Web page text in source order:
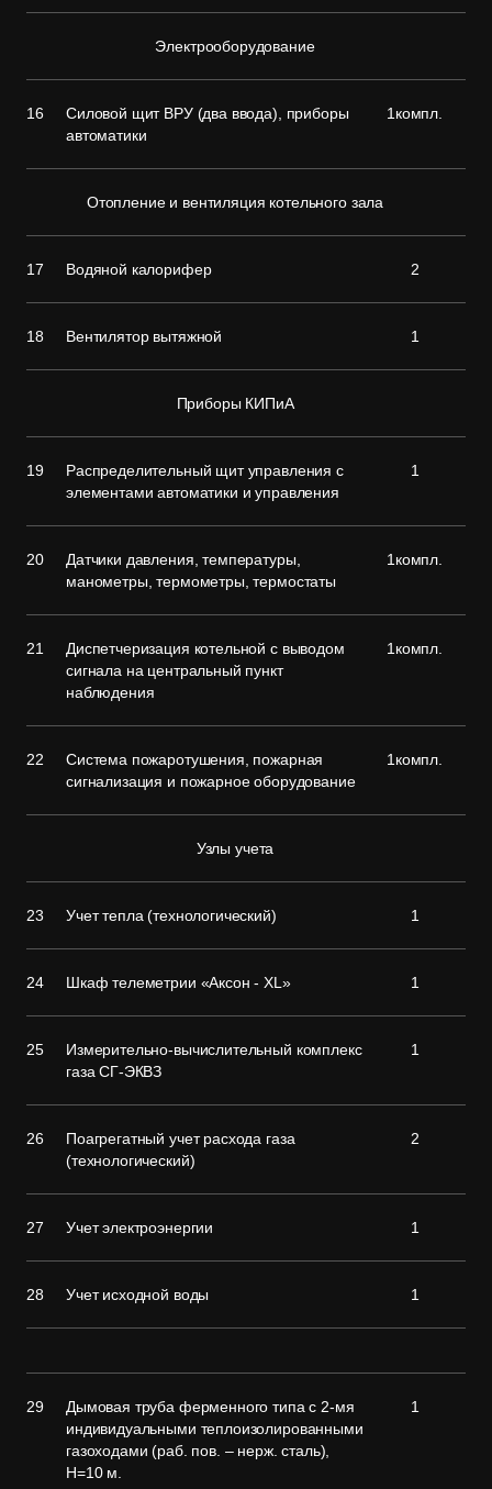
Электрооборудование
16
Силовой щит ВРУ (два ввода), приборы
автоматики
1компл.
Отопление и вентиляция котельного зала
17 Водяной калорифер 2
18 Вентилятор вытяжной 1
Приборы КИПиА
19
Распределительный щит управления с
элементами автоматики и управления
1
20
Датчики давления, температуры,
манометры, термометры, термостаты
1компл.
21
Диспетчеризация котельной с выводом
сигнала на центральный пункт
наблюдения
1компл.
22
Система пожаротушения, пожарная
сигнализация и пожарное оборудование
1компл.
Узлы учета
23 Учет тепла (технологический) 1
24 Шкаф телеметрии «Аксон - XL» 1
25
Измерительно-вычислительный комплекс
газа СГ-ЭКВЗ
1
26
Поагрегатный учет расхода газа
(технологический)
2
27 Учет электроэнергии 1
28 Учет исходной воды 1
29
Дымовая труба ферменного типа с 2-мя
индивидуальными теплоизолированными
газоходами (раб. пов. – нерж. сталь),
Н=10 м.
1